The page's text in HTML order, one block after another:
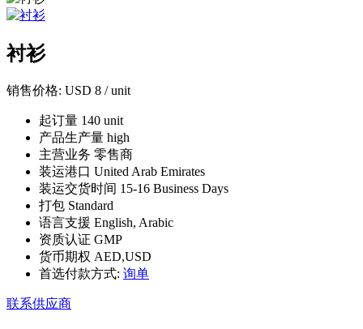
衬衫
销售价格: USD 8 / unit
起订量 140 unit
产品生产量 high
主营业务 零售商
装运港口 United Arab Emirates
装运交货时间 15-16 Business Days
打包 Standard
语言支援 English, Arabic
资质认证 GMP
货币期权 AED,USD
首选付款方式: 询单
联系供应商